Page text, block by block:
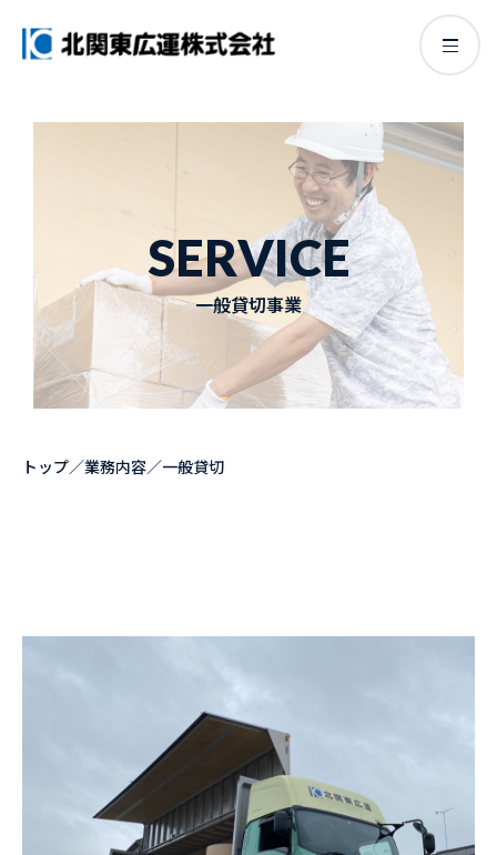
SERVICE
一般貸切事業
トップ／業務内容／一般貸切